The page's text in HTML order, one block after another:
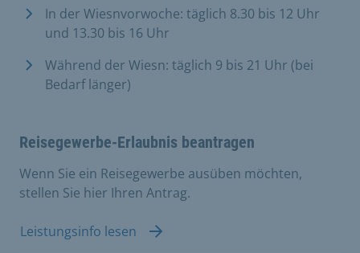
In der Wiesnvorwoche: täglich 8.30 bis 12 Uhr
und 13.30 bis 16 Uhr
Während der Wiesn: täglich 9 bis 21 Uhr (bei
Bedarf länger)
Reisegewerbe-Erlaubnis beantragen
Wenn Sie ein Reisegewerbe ausüben möchten,
stellen Sie hier Ihren Antrag.
Leistungsinfo lesen